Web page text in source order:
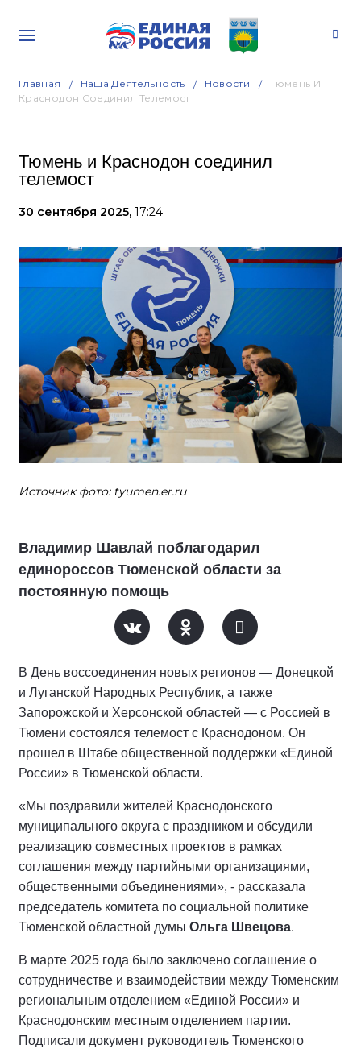
Главная Наша Деятельность Новости
Тюмень И
Краснодон Соединил Телемост
Тюмень и Краснодон соединил
телемост
30 сентября 2025, 17:24
Источник фото: tyumen.er.ru
Владимир Шавлай поблагодарил
единороссов Тюменской области за
постоянную помощь
В День воссоединения новых регионов — Донецкой
и Луганской Народных Республик, а также
Запорожской и Херсонской областей — с Россией в
Тюмени состоялся телемост с Краснодоном. Он
прошел в Штабе общественной поддержки «Единой
России» в Тюменской области.
«Мы поздравили жителей Краснодонского
муниципального округа с праздником и обсудили
реализацию совместных проектов в рамках
соглашения между партийными организациями,
общественными объединениями», - рассказала
председатель комитета по социальной политике
Тюменской областной думы Ольга Швецова.
В марте 2025 года было заключено соглашение о
сотрудничестве и взаимодействии между Тюменским
региональным отделением «Единой России» и
Краснодонским местным отделением партии.
Подписали документ руководитель Тюменского